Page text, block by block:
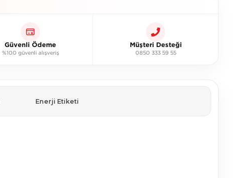
Güvenli Ödeme
%100 güvenli alışveriş
Müşteri Desteği
0850 333 59 55
Enerji Etiketi